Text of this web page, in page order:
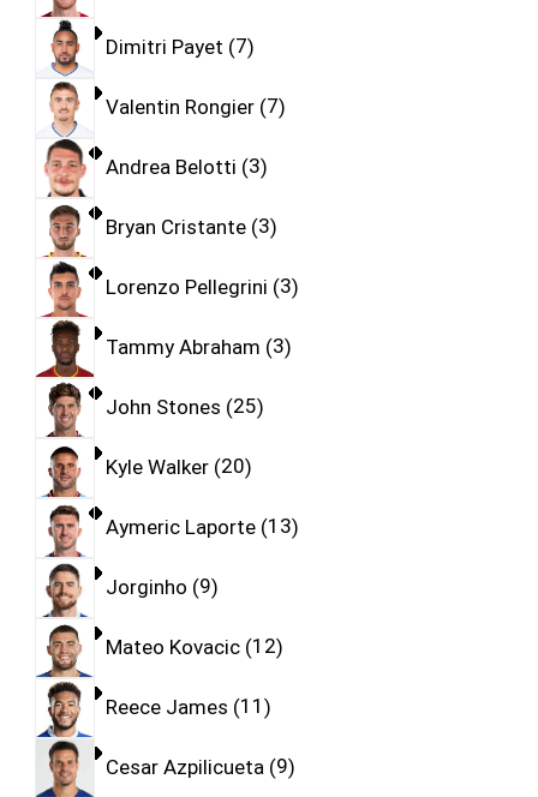
Dimitri Payet 7
Valentin Rongier 7
Andrea Belotti 3
Bryan Cristante 3
Lorenzo Pellegrini 3
Tammy Abraham 3
John Stones 25
Kyle Walker 20
Aymeric Laporte 13
Jorginho 9
Mateo Kovacic 12
Reece James 11
Cesar Azpilicueta 9